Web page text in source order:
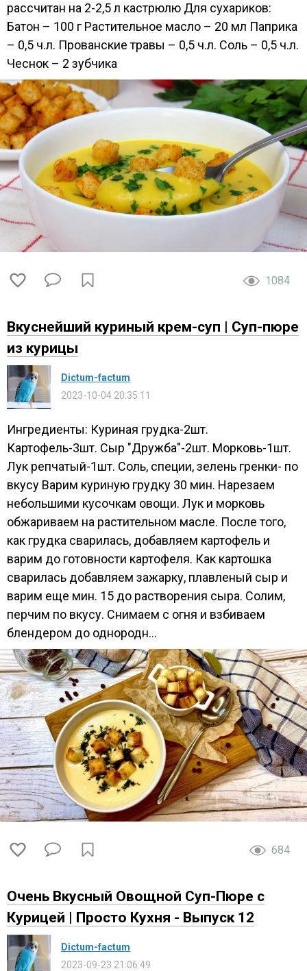
рассчитан на 2-2,5 л кастрюлю Для сухариков:
Батон – 100 г Растительное масло – 20 мл Паприка
– 0,5 ч.л. Прованские травы – 0,5 ч.л. Соль – 0,5 ч.л.
Чеснок – 2 зубчика
1084
Вкуснейший куриный крем-суп | Суп-пюре
из курицы
Dictum-factum
2023-10-04 20:35:11
Ингредиенты: Куриная грудка-2шт.
Картофель-3шт. Сыр "Дружба"-2шт. Морковь-1шт.
Лук репчатый-1шт. Соль, специи, зелень гренки- по
вкусу Варим куриную грудку 30 мин. Нарезаем
небольшими кусочкам овощи. Лук и морковь
обжариваем на растительном масле. После того,
как грудка сварилась, добавляем картофель и
варим до готовности картофеля. Как картошка
сварилась добавляем зажарку, плавленый сыр и
варим еще мин. 15 до растворения сыра. Солим,
перчим по вкусу. Снимаем с огня и взбиваем
блендером до однородн...
684
Очень Вкусный Овощной Суп-Пюре с
Курицей | Просто Кухня - Выпуск 12
Dictum-factum
2023-09-23 21:06:49